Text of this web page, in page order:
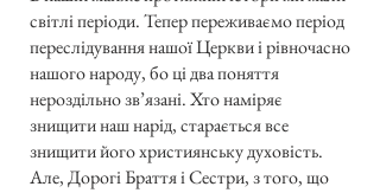
світлі періоди. Тепер переживаємо період
переслідування нашої Церкви і рівночасно
нашого народу, бо ці два поняття
нероздільно зв’язані. Хто наміряє
знищити наш нарід, старається все
знищити його християнську духовість.
Але, Дорогі Браття і Сестри, з того, що